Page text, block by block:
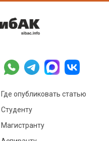
Где опубликовать статью
Студенту
Магистранту